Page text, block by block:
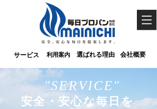
サービス 会社概要
選ばれる理由
利用案内
安全・安心な毎日を
"SERVICE"